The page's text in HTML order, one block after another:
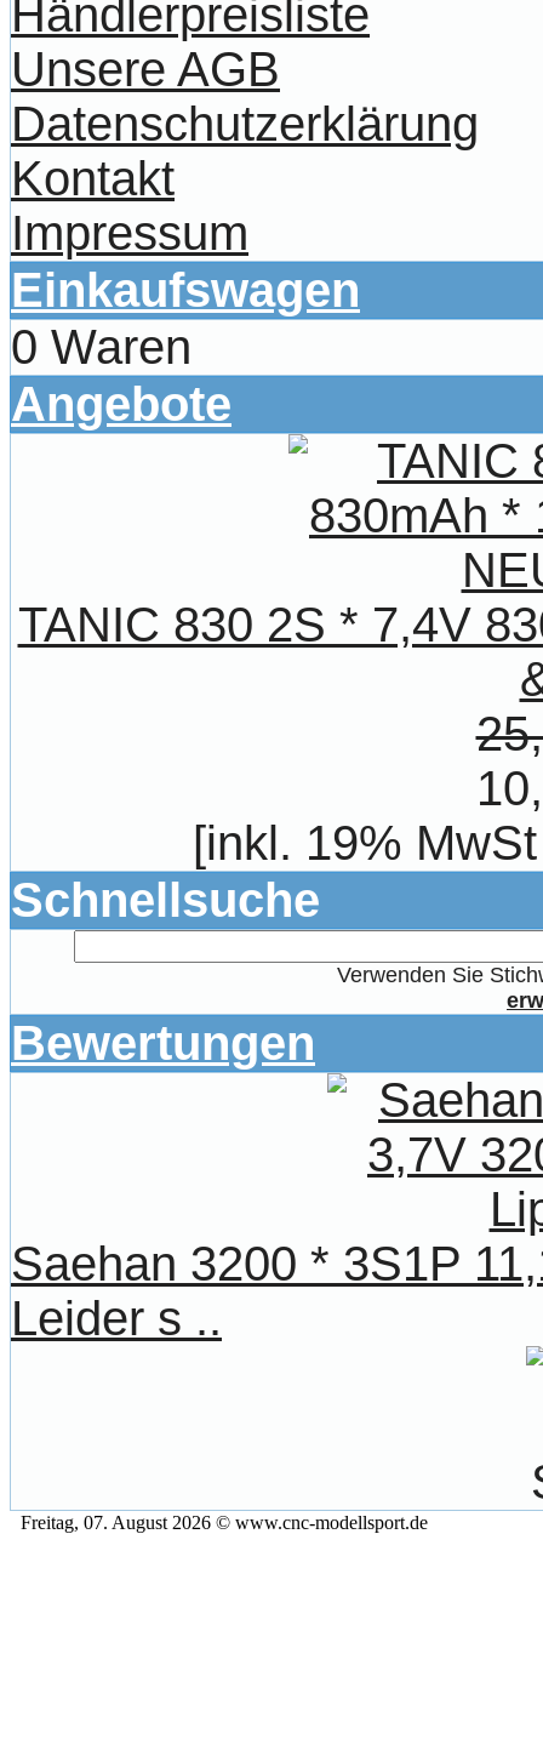
Händlerpreisliste
Unsere AGB
Datenschutzerklärung
Kontakt
Impressum
Einkaufswagen
0 Waren
Angebote
TANIC 830 2S * 7,4V
[inkl. 19%
Schnellsuche
Verwenden Sie
Bewertungen
Saehan 3200 * 3S1P
Leider s ..
Freitag, 07. August 2026 © www.cnc-modellsport.de